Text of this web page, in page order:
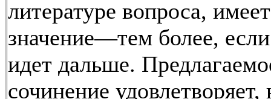
литературе вопроса,
значение—тем более,
идет дальше.
сочинение